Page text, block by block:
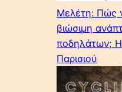
Μελέτη: Πώς
βιώσιμη
ποδηλάτων;
Παρισιού